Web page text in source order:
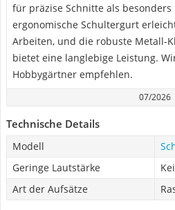
für präzise Schnitte als
ergonomische Schultergurt
Arbeiten, und die robuste Metall-
bietet eine langlebige Leistung.
Hobbygärtner empfehlen.
07/2026
Technische Details
Modell
Geringe Lautstärke
Art der Aufsätze